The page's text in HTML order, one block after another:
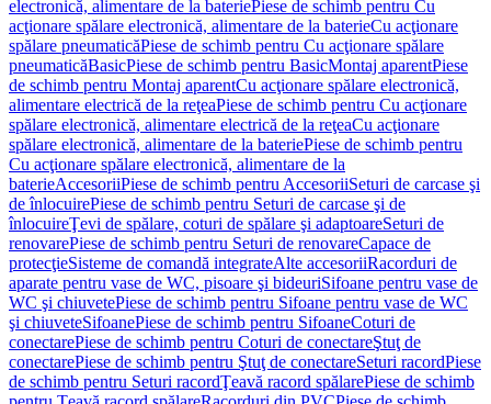
electronică, alimentare de la bateriePiese de schimb pentru Cu
acţionare spălare electronică, alimentare de la baterieCu acţionare
spălare pneumaticăPiese de schimb pentru Cu acţionare spălare
pneumaticăBasicPiese de schimb pentru BasicMontaj aparentPiese
de schimb pentru Montaj aparentCu acţionare spălare electronică,
alimentare electrică de la reţeaPiese de schimb pentru Cu acţionare
spălare electronică, alimentare electrică de la reţeaCu acţionare
spălare electronică, alimentare de la bateriePiese de schimb pentru
Cu acţionare spălare electronică, alimentare de la
baterieAccesoriiPiese de schimb pentru AccesoriiSeturi de carcase şi
de înlocuirePiese de schimb pentru Seturi de carcase şi de
înlocuireŢevi de spălare, coturi de spălare şi adaptoareSeturi de
renovarePiese de schimb pentru Seturi de renovareCapace de
protecţieSisteme de comandă integrateAlte accesoriiRacorduri de
aparate pentru vase de WC, pisoare şi bideuriSifoane pentru vase de
WC şi chiuvetePiese de schimb pentru Sifoane pentru vase de WC
şi chiuveteSifoanePiese de schimb pentru SifoaneCoturi de
conectarePiese de schimb pentru Coturi de conectareŞtuţ de
conectarePiese de schimb pentru Ştuţ de conectareSeturi racordPiese
de schimb pentru Seturi racordŢeavă racord spălarePiese de schimb